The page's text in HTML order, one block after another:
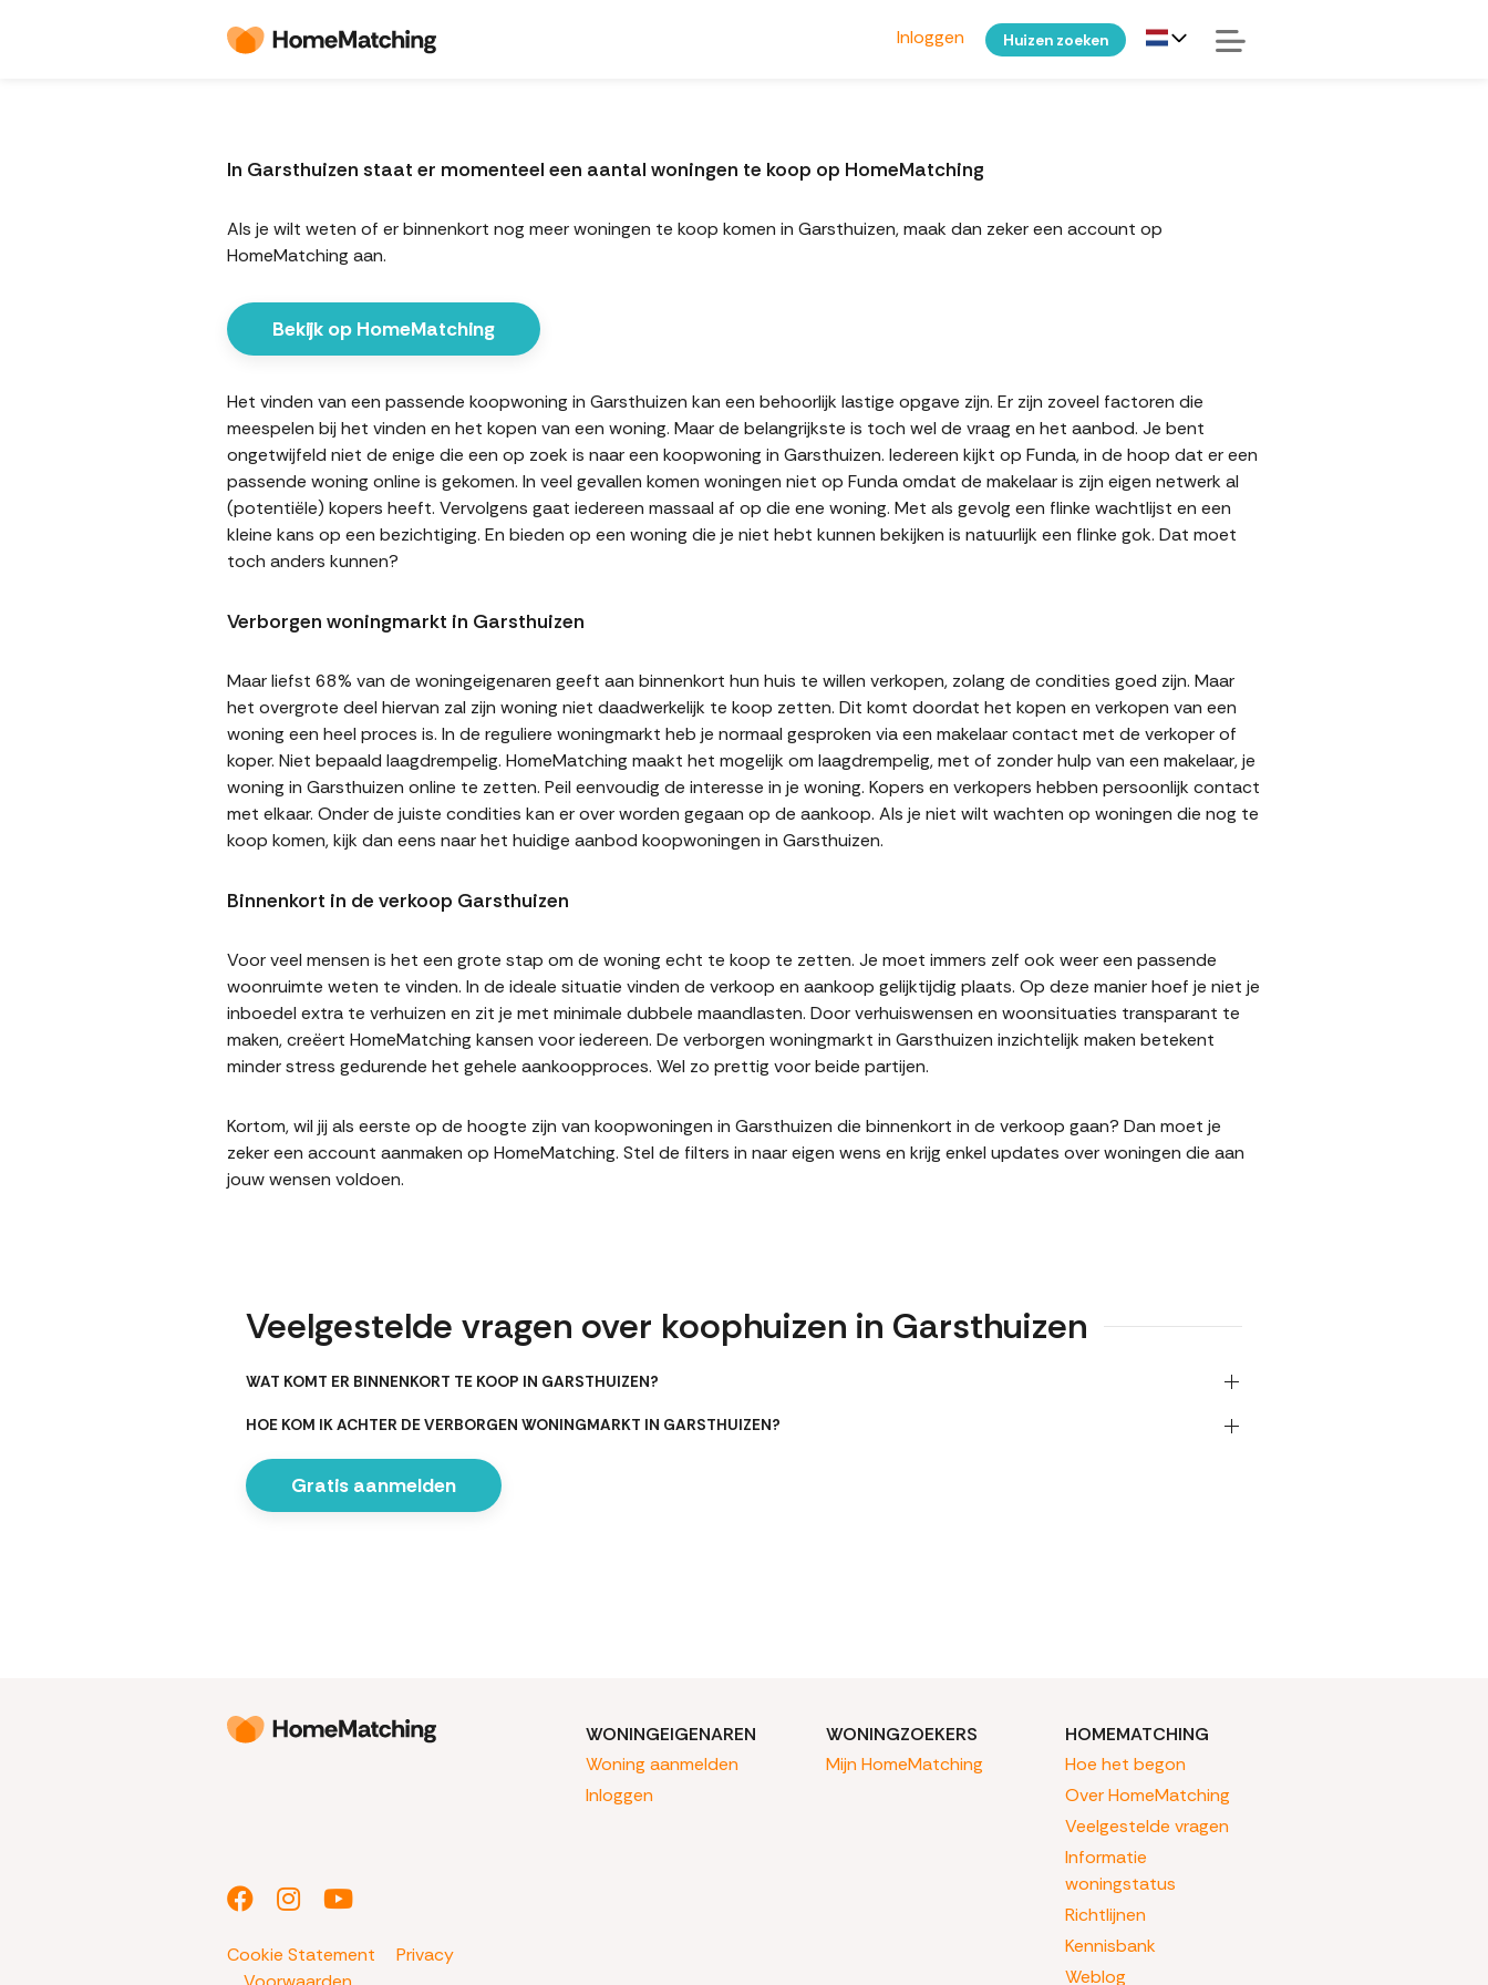
Inloggen Huizen zoeken
In Garsthuizen staat er momenteel een aantal woningen te koop op HomeMatching
Als je wilt weten of er binnenkort nog meer woningen te koop komen in Garsthuizen, maak dan zeker een account op
HomeMatching aan.
Bekijk op HomeMatching
Het vinden van een passende koopwoning in Garsthuizen kan een behoorlijk lastige opgave zijn. Er zijn zoveel factoren die
meespelen bij het vinden en het kopen van een woning. Maar de belangrijkste is toch wel de vraag en het aanbod. Je bent
ongetwijfeld niet de enige die een op zoek is naar een koopwoning in Garsthuizen. Iedereen kijkt op Funda, in de hoop dat er een
passende woning online is gekomen. In veel gevallen komen woningen niet op Funda omdat de makelaar is zijn eigen netwerk al
(potentiële) kopers heeft. Vervolgens gaat iedereen massaal af op die ene woning. Met als gevolg een flinke wachtlijst en een
kleine kans op een bezichtiging. En bieden op een woning die je niet hebt kunnen bekijken is natuurlijk een flinke gok. Dat moet
toch anders kunnen?
Verborgen woningmarkt in Garsthuizen
Maar liefst 68% van de woningeigenaren geeft aan binnenkort hun huis te willen verkopen, zolang de condities goed zijn. Maar
het overgrote deel hiervan zal zijn woning niet daadwerkelijk te koop zetten. Dit komt doordat het kopen en verkopen van een
woning een heel proces is. In de reguliere woningmarkt heb je normaal gesproken via een makelaar contact met de verkoper of
koper. Niet bepaald laagdrempelig. HomeMatching maakt het mogelijk om laagdrempelig, met of zonder hulp van een makelaar, je
woning in Garsthuizen online te zetten. Peil eenvoudig de interesse in je woning. Kopers en verkopers hebben persoonlijk contact
met elkaar. Onder de juiste condities kan er over worden gegaan op de aankoop. Als je niet wilt wachten op woningen die nog te
koop komen, kijk dan eens naar het huidige aanbod koopwoningen in Garsthuizen.
Binnenkort in de verkoop Garsthuizen
Voor veel mensen is het een grote stap om de woning echt te koop te zetten. Je moet immers zelf ook weer een passende
woonruimte weten te vinden. In de ideale situatie vinden de verkoop en aankoop gelijktijdig plaats. Op deze manier hoef je niet je
inboedel extra te verhuizen en zit je met minimale dubbele maandlasten. Door verhuiswensen en woonsituaties transparant te
maken, creëert HomeMatching kansen voor iedereen. De verborgen woningmarkt in Garsthuizen inzichtelijk maken betekent
minder stress gedurende het gehele aankoopproces. Wel zo prettig voor beide partijen.
Kortom, wil jij als eerste op de hoogte zijn van koopwoningen in Garsthuizen die binnenkort in de verkoop gaan? Dan moet je
zeker een account aanmaken op HomeMatching. Stel de filters in naar eigen wens en krijg enkel updates over woningen die aan
jouw wensen voldoen.
Veelgestelde vragen over koophuizen in Garsthuizen
WAT KOMT ER BINNENKORT TE KOOP IN GARSTHUIZEN?
HOE KOM IK ACHTER DE VERBORGEN WONINGMARKT IN GARSTHUIZEN?
Gratis aanmelden
Cookie Statement
Privacy
WONINGEIGENAREN
Woning aanmelden
Inloggen
WONINGZOEKERS
Mijn HomeMatching
HOMEMATCHING
Hoe het begon
Over HomeMatching
Veelgestelde vragen
Informatie
woningstatus
Richtlijnen
Kennisbank
Weblog